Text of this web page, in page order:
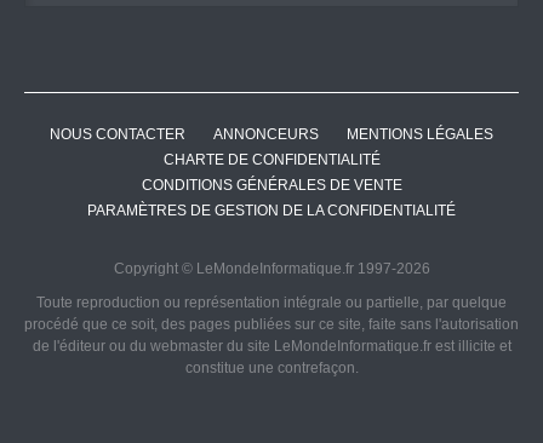
NOUS CONTACTER ANNONCEURS
MENTIONS LÉGALES
CHARTE DE CONFIDENTIALITÉ
CONDITIONS GÉNÉRALES DE VENTE
PARAMÈTRES DE GESTION DE LA CONFIDENTIALITÉ
Copyright © LeMondeInformatique.fr 1997-2026
Toute reproduction ou représentation intégrale ou partielle, par quelque
procédé que ce soit, des pages publiées sur ce site, faite sans l'autorisation
de l'éditeur ou du webmaster du site LeMondeInformatique.fr est illicite et
constitue une contrefaçon.